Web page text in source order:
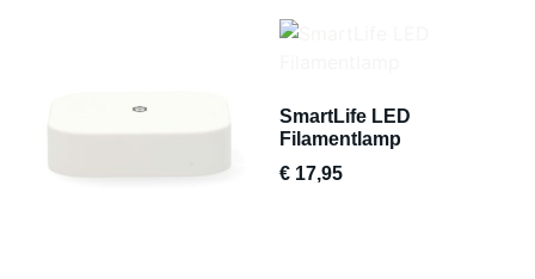
SmartLife LED
Filamentlamp
€ 17,95